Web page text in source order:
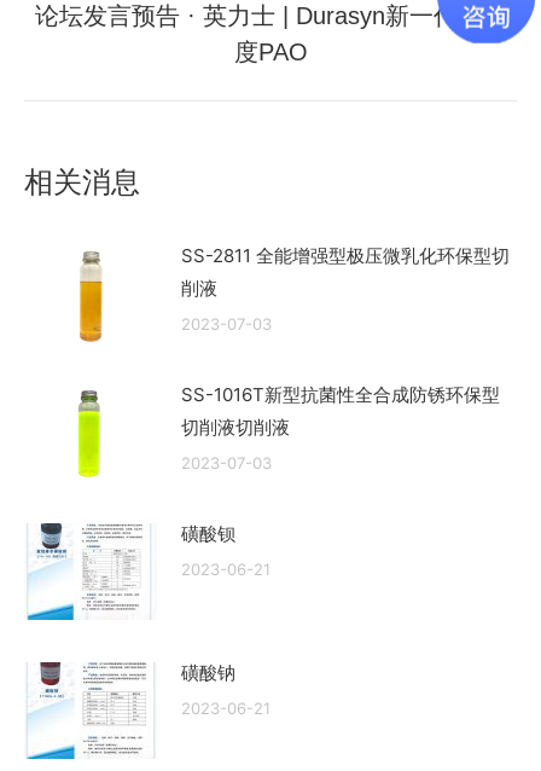
章：
未
来
的
论坛发言预告 · 英力士 | Durasyn新一代低粘
度PAO
相关消息
SS-2811 全能增强型极压微乳化环保型切
削液
2023-07-03
SS-1016T新型抗菌性全合成防锈环保型
切削液切削液
2023-07-03
磺酸钡
2023-06-21
磺酸钠
2023-06-21